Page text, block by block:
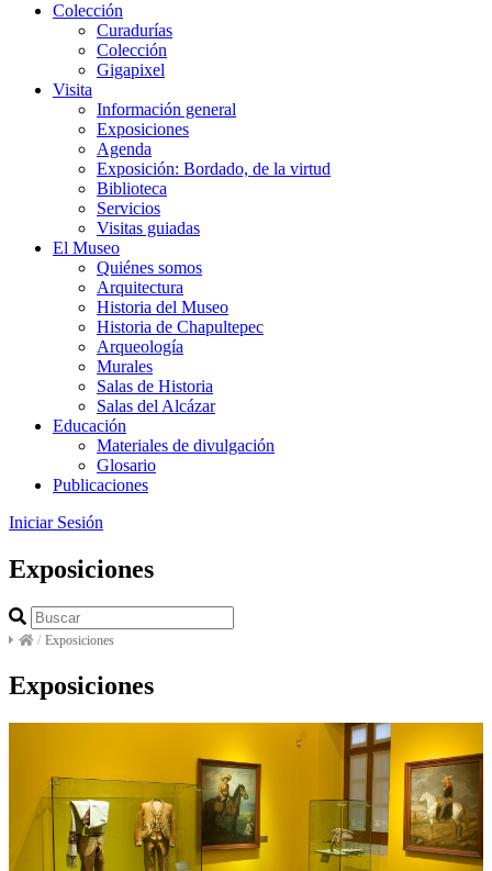
Colección
Curadurías
Colección
Gigapixel
Visita
Información general
Exposiciones
Agenda
Exposición: Bordado, de la virtud
Biblioteca
Servicios
Visitas guiadas
El Museo
Quiénes somos
Arquitectura
Historia del Museo
Historia de Chapultepec
Arqueología
Murales
Salas de Historia
Salas del Alcázar
Educación
Materiales de divulgación
Glosario
Publicaciones
Iniciar Sesión
Exposiciones
/ Exposiciones
Exposiciones